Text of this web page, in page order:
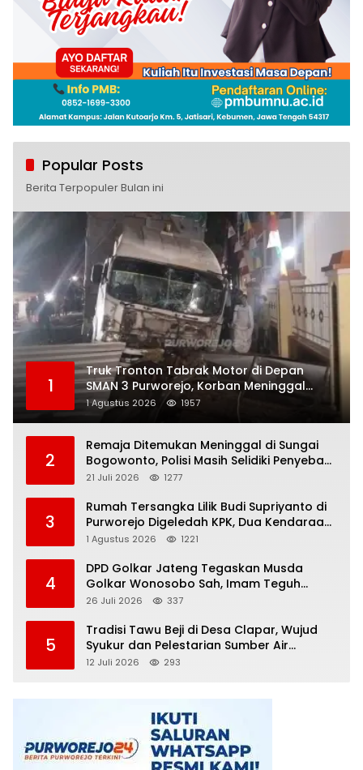
Popular Posts
Berita Terpopuler Bulan ini
1
Truk Tronton Tabrak Motor di Depan
SMAN 3 Purworejo, Korban Meninggal
Dunia, Polisi Masih Selidiki Penyebab
1 Agustus 2026 1957
2
Remaja Ditemukan Meninggal di Sungai
Bogowonto, Polisi Masih Selidiki Penyebab
Kematian
21 Juli 2026 1277
3
Rumah Tersangka Lilik Budi Supriyanto di
Purworejo Digeledah KPK, Dua Kendaraan
Diamankan
1 Agustus 2026 1221
4
DPD Golkar Jateng Tegaskan Musda
Golkar Wonosobo Sah, Imam Teguh
Purnomo Terpilih Secara Aklamasi
26 Juli 2026 337
5
Tradisi Tawu Beji di Desa Clapar, Wujud
Syukur dan Pelestarian Sumber Air
Kehidupan yang Tak Pernah Kering
12 Juli 2026 293